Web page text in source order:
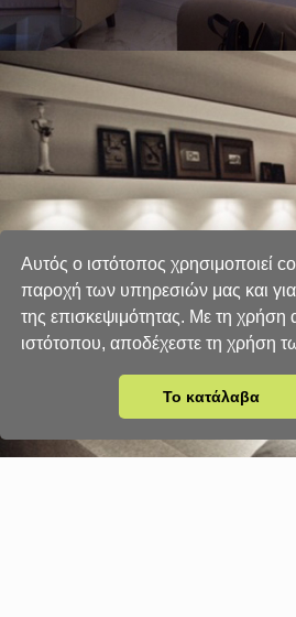
Αυτός ο ιστότοπος χρησιμοποιεί
παροχή των υπηρεσιών μας και
της επισκεψιμότητας. Με τη χρήση
ιστότοπου, αποδέχεστε τη χρήση
Το κατάλαβα